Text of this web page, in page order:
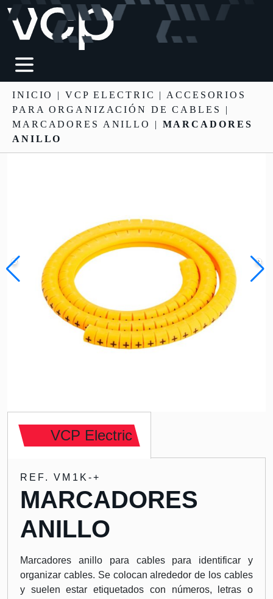
INICIO | VCP ELECTRIC | ACCESORIOS
PARA ORGANIZACIÓN DE CABLES
|
MARCADORES ANILLO | MARCADORES
ANILLO
VCP Electric
REF. VM1K-+
MARCADORES
ANILLO
Marcadores anillo para cables para identificar y
organizar cables. Se colocan alrededor de los cables
y suelen estar etiquetados con números, letras o